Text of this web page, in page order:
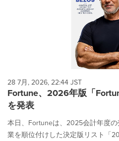
28 7月, 2026, 22:44 JST
Fortune、2026年版「
を発表
本日、Fortuneは、2025会計年度
業を順位付けした決定版リスト「